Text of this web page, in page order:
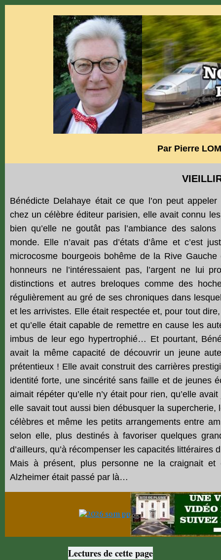
Par Pierre
Bénédicte Delahaye était ce que l’on peut
chez un célèbre éditeur parisien, elle avait connu
bien qu’elle ne goutât pas l’ambiance des
monde. Elle n’avait pas d’états d’âme et c’est
microcosme bourgeois bohême de la Rive
honneurs ne l’intéressaient pas, l’argent ne lui
distinctions et autres breloques comme des
régulièrement au gré de ses chroniques dans
et les arrivistes. Elle était respectée et, pour tout
et qu’elle était capable de remettre en cause les
imbus de leur ego hypertrophié… Et pourtant,
avait la même capacité de découvrir un jeune
prétentieux ! Elle avait construit des carrières
identité forte, une sincérité sans faille et de jeunes
aimait répéter qu’elle n’y était pour rien, qu’elle
elle savait tout aussi bien débusquer la
célèbres et même les petits arrangements entre
selon elle, plus destinés à favoriser quelques
d’ailleurs, qu’à récompenser les capacités littéraires
Mais à présent, plus personne ne la craignait
Alzheimer était passé par là…
Lectures de cette page